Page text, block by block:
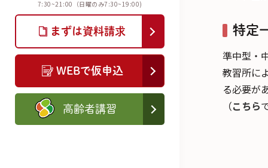
7:30~21:00（日曜のみ7:30~19:00)
まずは資料請求
WEBで仮申込
高齢者講習
特定
準中型・
教習所に
る必要が
（こちら